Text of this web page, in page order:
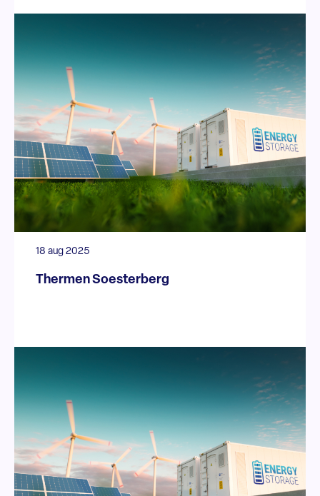
18 aug 2025
Thermen Soesterberg